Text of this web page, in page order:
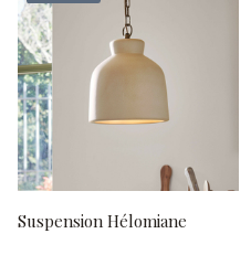
Suspension Hélomiane